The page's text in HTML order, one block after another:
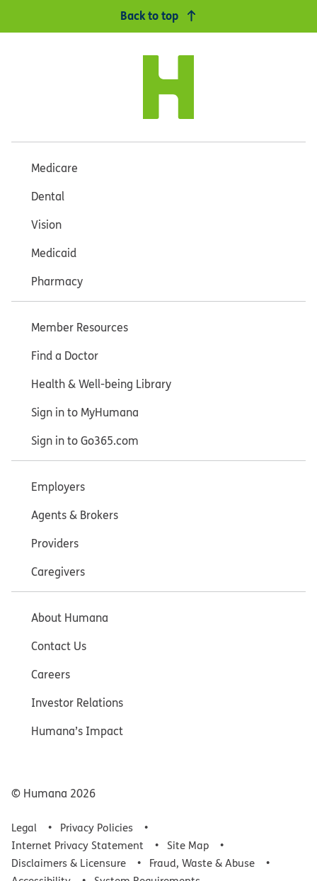
Back to top
Medicare
Dental
Vision
Medicaid
Pharmacy
Member Resources
Find a Doctor
Health & Well-being Library
Sign in to MyHumana
Sign in to Go365.com
Employers
Agents & Brokers
Providers
Caregivers
About Humana
Contact Us
Careers
Investor Relations
Humana’s Impact
© Humana 2026
Legal
Privacy Policies
Internet Privacy Statement
Site Map
Disclaimers & Licensure
Fraud, Waste & Abuse